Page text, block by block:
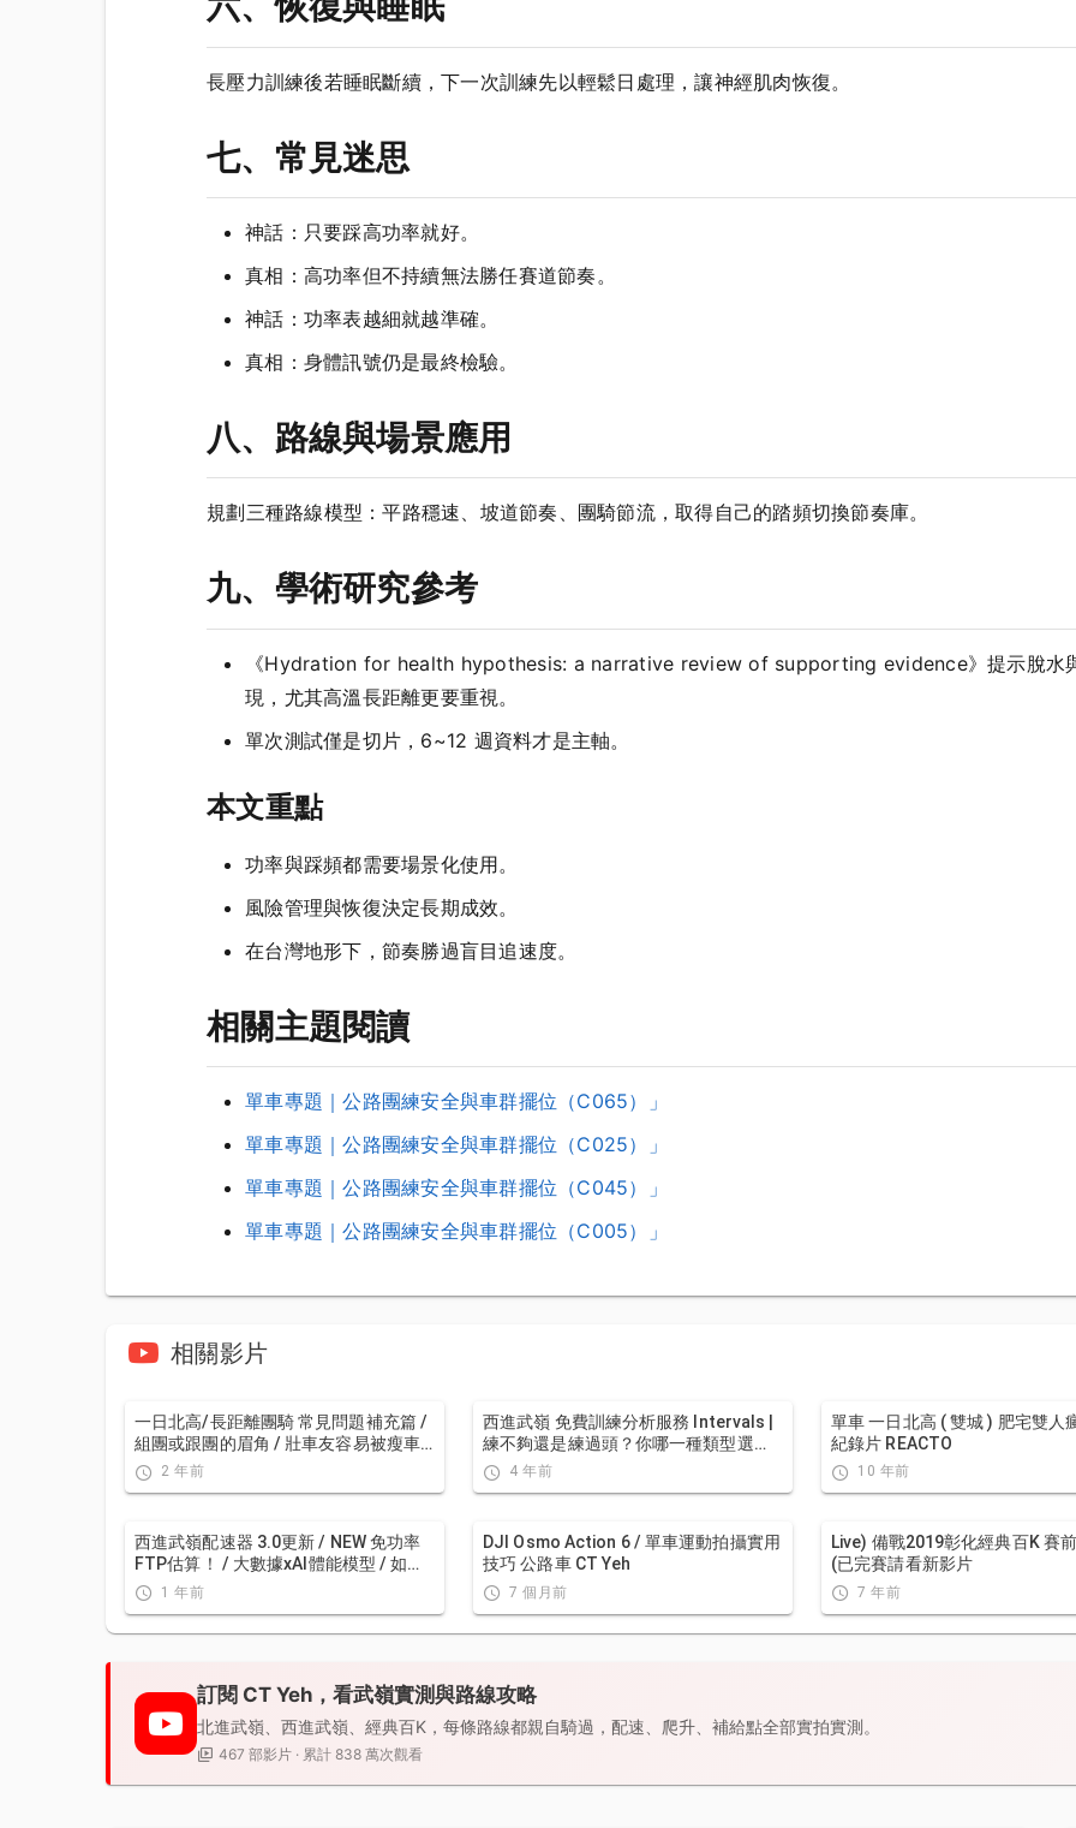
長壓力訓練後若睡眠斷續，下一次訓練先以輕鬆日處理，讓神經肌肉恢復。
七、常見迷思
神話：只要踩高功率就好。
真相：高功率但不持續無法勝任賽道節奏。
神話：功率表越細就越準確。
真相：身體訊號仍是最終檢驗。
八、路線與場景應用
規劃三種路線模型：平路穩速、坡道節奏、團騎節流，取得自己的踏頻切換節奏庫。
九、學術研究參考
《Hydration for health hypothesis: a narrative review of supporting evidence》提示脫水
現，尤其高溫長距離更要重視。
單次測試僅是切片，6~12 週資料才是主軸。
本文重點
功率與踩頻都需要場景化使用。
風險管理與恢復決定長期成效。
在台灣地形下，節奏勝過盲目追速度。
相關主題閱讀
單車專題｜公路團練安全與車群擺位（C065）」
單車專題｜公路團練安全與車群擺位（C025）」
單車專題｜公路團練安全與車群擺位（C045）」
單車專題｜公路團練安全與車群擺位（C005）」
相關影片
一日北高/長距離團騎 常見問題補充篇 /
組團或跟團的眉角 / 壯車友容易被瘦車
友慢性拉爆 / 原來屁股痛可能是這個原
因...？ / 風場配速法 / 公路車 / CT Yeh
2 年前
西進武嶺 免費訓練分析服務 Intervals |
練不夠還是練過頭？你哪一種類型選
手？AI模型告訴你！ | 備戰神器 | 公路車
4 年前
單車 一日北高 ( 雙城 ) 肥宅雙人
紀錄片 REACTO
10 年前
西進武嶺配速器 3.0更新 / NEW 免功率
FTP估算！ / 大數據xAI體能模型 / 如何
模擬人止關前集團效應 / 配速儲存功能 /
AI全台自行車賽事行事曆 / 公路車 / CT
Yeh
1 年前
DJI Osmo Action 6 / 單車運動拍攝實用
技巧 公路車 CT Yeh
7 個月前
Live) 備戰2019彰化經典百K 賽前攻略
(已完賽請看新影片
7 年前
訂閱 CT Yeh，看武嶺實測與路線攻略
北進武嶺、西進武嶺、經典百K，每條路線都親自騎過，配速、爬升、補給點全部實拍實測。
467 部影片 · 累計 838 萬次觀看